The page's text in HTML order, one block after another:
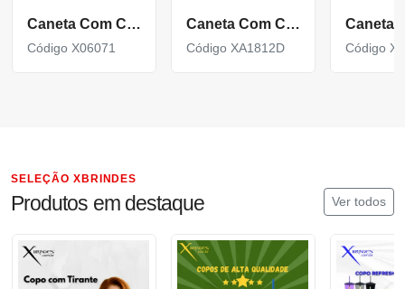
Caneta Com Corpo De Metal Carga Azul E Acionamento Por Clique X06071
Código X06071
Caneta Com Corpo De Metal Carga Azul E Acionamento Por Rotação Xa1812D
Código XA1812D Código
SELEÇÃO XBRINDES
Produtos em destaque Ver todos